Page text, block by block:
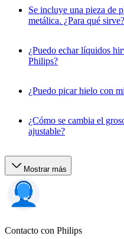
Se incluye una pieza de
metálica. ¿Para qué sirve?
¿Puedo echar líquidos
Philips?
¿Puedo picar hielo con
¿Cómo se cambia el
ajustable?
Mostrar más
Contacto con Philips